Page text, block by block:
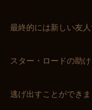
最終的には新しい友
スター・ロードの助
逃げ出すことができま